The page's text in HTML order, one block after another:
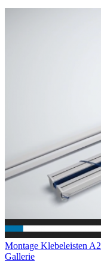
Montage Klebeleisten A2
Gallerie